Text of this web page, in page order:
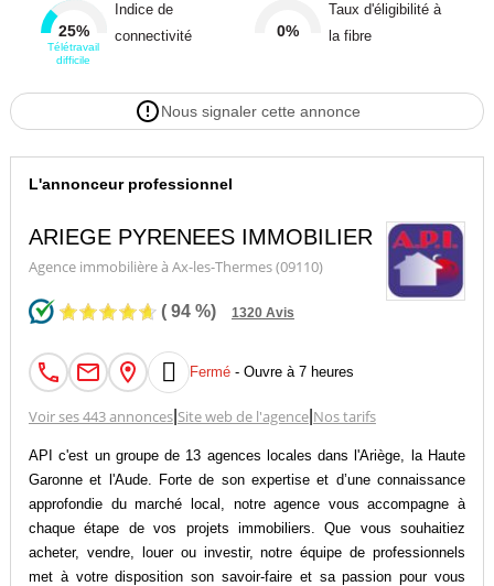
25%
Télétravail
difficile
Indice de
connectivité
0%
Taux d'éligibilité à
la fibre
Nous signaler cette annonce
L'annonceur professionnel
ARIEGE PYRENEES IMMOBILIER
Agence immobilière à Ax-les-Thermes (09110)
( 94 %) 1320Avis
 Fermé- Ouvre à 7 heures
Voir ses 443 annonces| Site web de l'agence| Nos tarifs
API c'est un groupe de 13 agences locales dans l'Ariège, la Haute
Garonne et l'Aude. Forte de son expertise et d’une connaissance
approfondie du marché local, notre agence vous accompagne à
chaque étape de vos projets immobiliers. Que vous souhaitiez
acheter, vendre, louer ou investir, notre équipe de professionnels
met à votre disposition son savoir-faire et sa passion pour vous